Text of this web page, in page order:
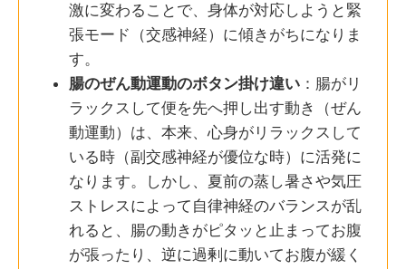
激に変わることで、身体が対応しようと緊
張モード（交感神経）に傾きがちになりま
す。
腸のぜん動運動のボタン掛け違い：腸がリ
ラックスして便を先へ押し出す動き（ぜん
動運動）は、本来、心身がリラックスして
いる時（副交感神経が優位な時）に活発に
なります。しかし、夏前の蒸し暑さや気圧
ストレスによって自律神経のバランスが乱
れると、腸の動きがピタッと止まってお腹
が張ったり、逆に過剰に動いてお腹が緩く